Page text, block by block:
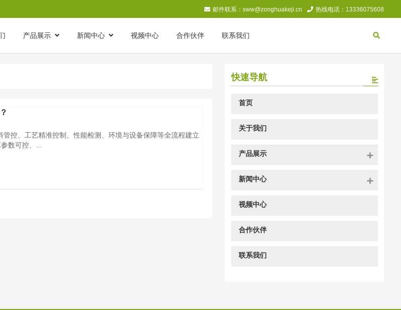
邮件联系：sww@zonghuakeji.cn 热线电话：13336075608
产品展示 新闻中心 视频中心 合作伙伴
联系我们
控、工艺精准控制、性能检测、环境与设备保障等全流程建立
数可控、...
快速导航
首页
关于我们
产品展示
新闻中心
视频中心
合作伙伴
联系我们